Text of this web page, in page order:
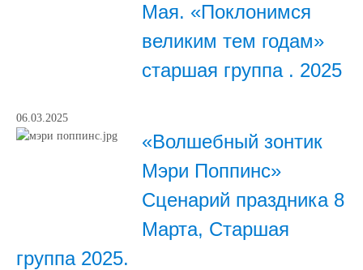
Мая. «Поклонимся
великим тем годам»
старшая группа . 2025
06.03.2025
«Волшебный зонтик
Мэри Поппинс»
Сценарий праздника 8
Марта, Старшая
группа 2025.